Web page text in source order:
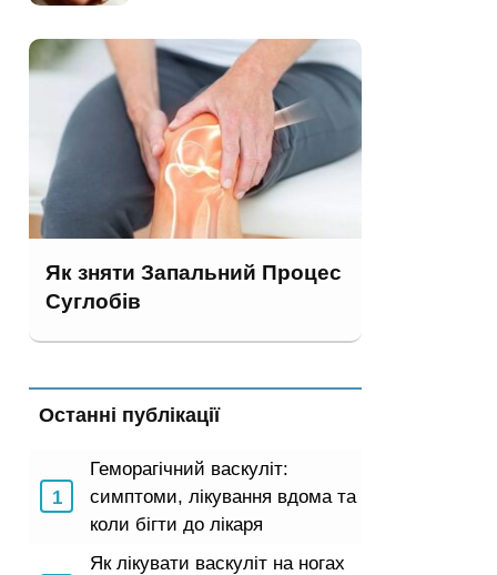
Як зняти Запальний Процес
Суглобів
Останні публікації
Геморагічний васкуліт:
симптоми, лікування вдома та
коли бігти до лікаря
Як лікувати васкуліт на ногах